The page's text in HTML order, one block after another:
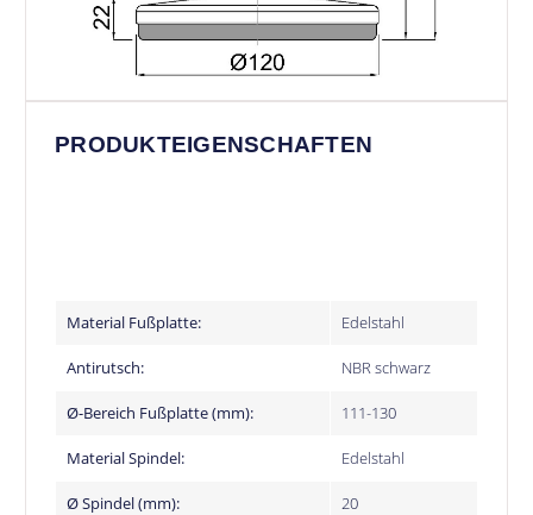
PRODUKTEIGENSCHAFTEN
Material Fußplatte: Edelstahl
Antirutsch: NBR schwarz
Ø-Bereich Fußplatte (mm): 111-130
Material Spindel: Edelstahl
Ø Spindel (mm): 20